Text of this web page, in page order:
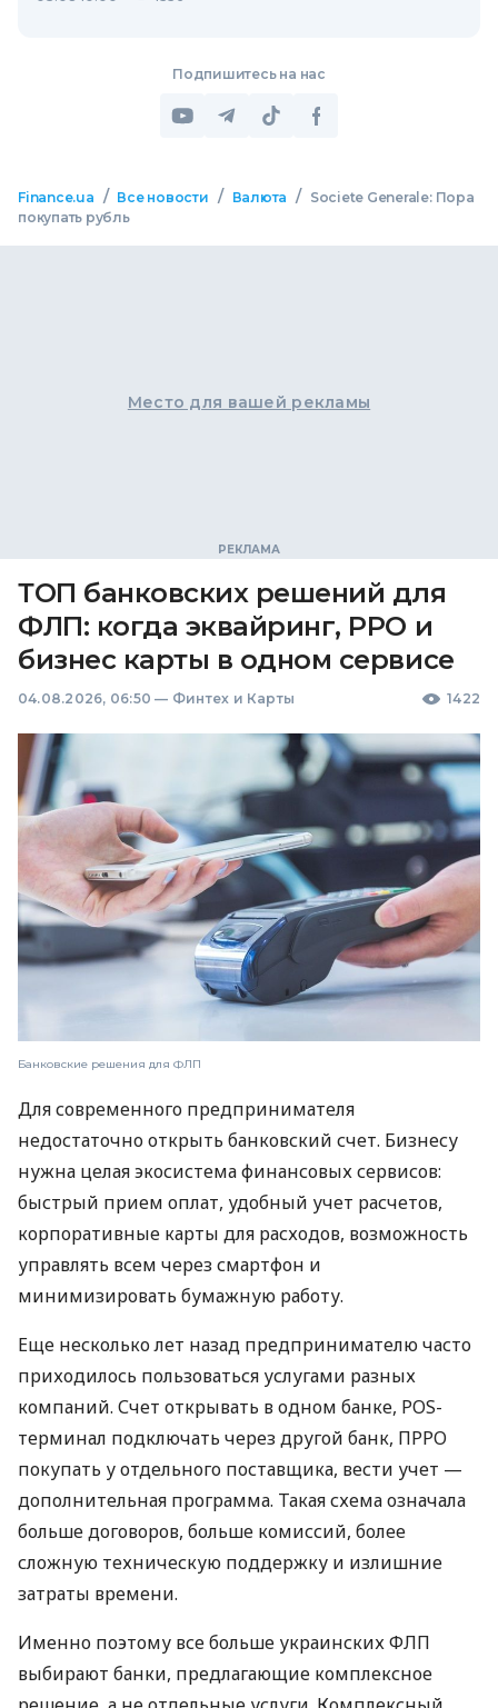
Подпишитесь на нас
Finance.ua / Все новости / Валюта /
Societe Generale: Пора
покупать рубль
Место для вашей рекламы
ТОП банковских решений для
ФЛП: когда эквайринг, РРО и
бизнес карты в одном сервисе
04.08.2026, 06:50 — Финтех и Карты 1422
Банковские решения для ФЛП
Для современного предпринимателя
недостаточно открыть банковский счет. Бизнесу
нужна целая экосистема финансовых сервисов:
быстрый прием оплат, удобный учет расчетов,
корпоративные карты для расходов, возможность
управлять всем через смартфон и
минимизировать бумажную работу.
Еще несколько лет назад предпринимателю часто
приходилось пользоваться услугами разных
компаний. Счет открывать в одном банке, POS-
терминал подключать через другой банк, ПРРО
покупать у отдельного поставщика, вести учет —
дополнительная программа. Такая схема означала
больше договоров, больше комиссий, более
сложную техническую поддержку и излишние
затраты времени.
Именно поэтому все больше украинских ФЛП
выбирают банки, предлагающие комплексное